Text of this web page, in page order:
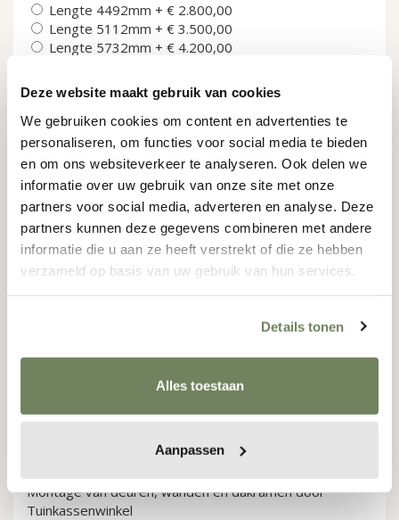
Deze website maakt gebruik van cookies
We gebruiken cookies om content en advertenties te
personaliseren, om functies voor social media te bieden
en om ons websiteverkeer te analyseren. Ook delen we
informatie over uw gebruik van onze site met onze
partners voor social media, adverteren en analyse. Deze
partners kunnen deze gegevens combineren met andere
informatie die u aan ze heeft verstrekt of die ze hebben
verzameld op basis van uw gebruik van hun services.
Details tonen
Alles toestaan
Aanpassen
Lengte 4492mm + € 2.800,00
Lengte 5112mm + € 3.500,00
Lengte 5732mm + € 4.200,00
Lengte 6972mm
€ 5.600,00
+
Speciale uitvoeringen aan de kas
Extra dubbele deur in achterzijde +€ 1.125,00
Scheidingswand in de kas
€ 2.100,00
Aluminium opbergplank 280mm diep
Aluminium kweektafel 635mm diep
Extra lamellenraam +€ 275,00
Ventilatorkachel tot 2800W + € 169,95
Montage van deuren, wanden en dakramen door
Tuinkassenwinkel